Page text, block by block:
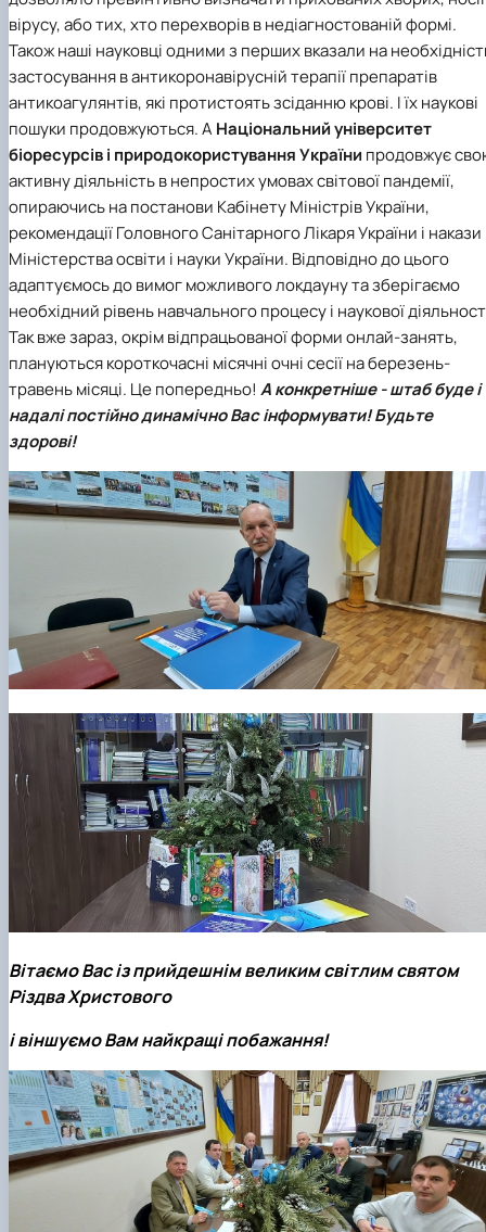
вірусу, або тих, хто перехворів в недіагностованій формі.
Також наші науковці одними з перших вказали на
застосування в антикоронавірусній терапії препаратів
антикоагулянтів, які протистоять зсіданню крові. І їх наукові
пошуки продовжуються. А Національний університет
біоресурсів і природокористування України продовжує
активну діяльність в непростих умовах світової пандемії,
опираючись на постанови Кабінету Міністрів України,
рекомендації Головного Санітарного Лікаря України і накази
Міністерства освіти і науки України. Відповідно до цього
адаптуємось до вимог можливого локдауну та зберігаємо
необхідний рівень навчального процесу і наукової
Так вже зараз, окрім відпрацьованої форми онлай-занять,
плануються короткочасні місячні очні сесії на березень-
травень місяці. Це попередньо! А конкретніше - штаб буде і
надалі постійно динамічно Вас інформувати! Будьте
здорові!
Вітаємо Вас із прийдешнім великим світлим святом
Різдва Христового
і віншуємо Вам найкращі побажання!